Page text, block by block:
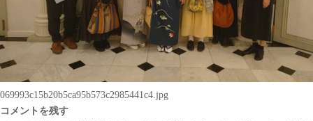
069993c15b20b5ca95b573c2985441c4.jpg
コメントを残す